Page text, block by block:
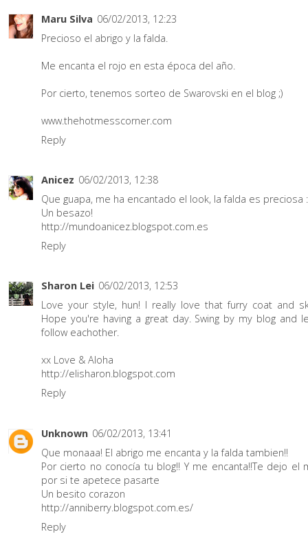
Maru Silva 06/02/2013, 12:23
Precioso el abrigo y la falda.
Me encanta el rojo en esta época del año.
Por cierto, tenemos sorteo de Swarovski en el blog ;)
www.thehotmesscorner.com
Reply
Anicez 06/02/2013, 12:38
Que guapa, me ha encantado el look, la falda es preciosa
Un besazo!
http://mundoanicez.blogspot.com.es
Reply
Sharon Lei 06/02/2013, 12:53
Love your style, hun! I really love that furry coat and
Hope you're having a great day. Swing by my blog and
follow eachother.
xx Love & Aloha
http://elisharon.blogspot.com
Reply
Unknown 06/02/2013, 13:41
Que monaaa! El abrigo me encanta y la falda tambien!!
Por cierto no conocía tu blog!! Y me encanta!!Te dejo el
por si te apetece pasarte
Un besito corazon
http://anniberry.blogspot.com.es/
Reply